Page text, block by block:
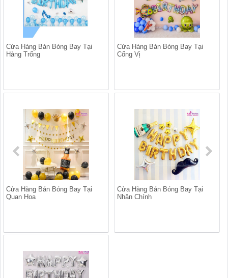
Cửa Hàng Bán Bóng Bay Tại
Hàng Trống
Cửa Hàng Bán Bóng Bay Tại
Cống Vị
Cửa Hàng Bán Bóng Bay Tại
Quan Hoa
Cửa Hàng Bán Bóng Bay Tại
Nhân Chính